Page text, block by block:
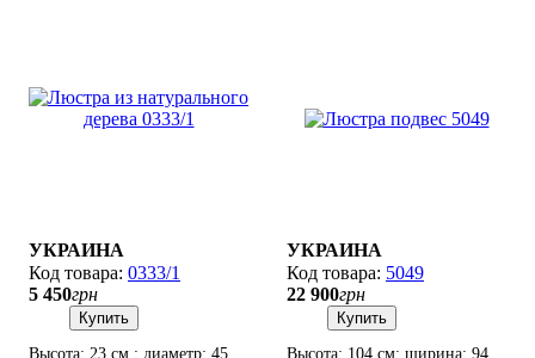
УКРАИНА
0333/1
5 450грн
Купить
Высота: 23 см ; диаметр: 45
УКРАИНА
5049
22 900грн
Купить
Высота: 104 см; ширина: 94